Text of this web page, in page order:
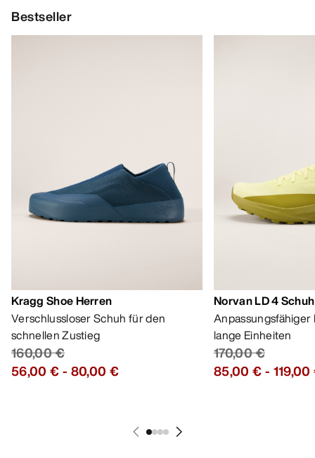
Bestseller
Kragg Shoe Herren
Verschlussloser Schuh für den
schnellen Zustieg
160,00 €
56,00 €- 80,00 €
Norvan LD 4
lange Einheiten
170,00 €
85,00 €-